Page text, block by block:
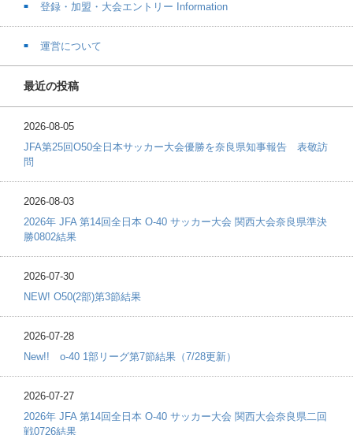
登録・加盟・大会エントリー Information
運営について
最近の投稿
2026-08-05
JFA第25回O50全日本サッカー大会優勝を奈良県知事報告 表敬訪
問
2026-08-03
2026年 JFA 第14回全日本 O-40 サッカー大会 関西大会奈良県準決
勝0802結果
2026-07-30
NEW! O50(2部)第3節結果
2026-07-28
New!! o-40 1部リーグ第7節結果（7/28更新）
2026-07-27
2026年 JFA 第14回全日本 O-40 サッカー大会 関西大会奈良県二回
戦0726結果